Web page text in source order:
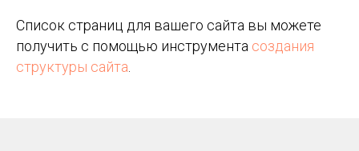
Список страниц для вашего сайта вы можете
получить с помощью инструмента создания
структуры сайта